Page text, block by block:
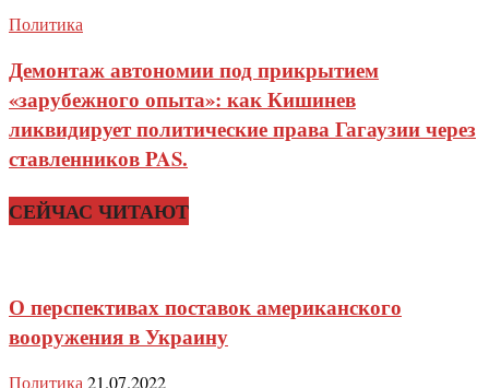
Политика
Демонтаж автономии под прикрытием
«зарубежного опыта»: как Кишинев
ликвидирует политические права Гагаузии через
ставленников PAS.
СЕЙЧАС ЧИТАЮТ
О перспективах поставок американского
вооружения в Украину
Политика21.07.2022